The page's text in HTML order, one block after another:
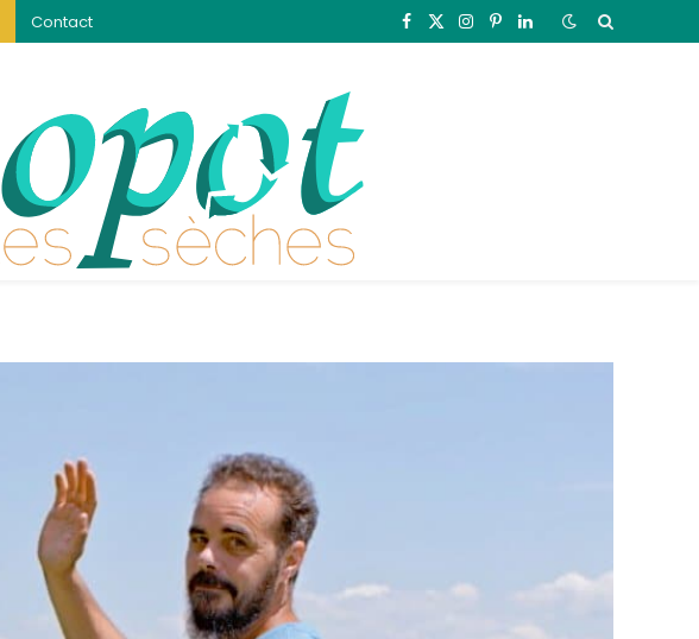
Contact Facebook
X
Instagram
Pinterest
LinkedIn